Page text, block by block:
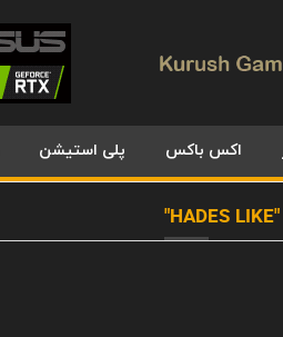
اکس باکس پلی استیشن
"HADES LIKE"